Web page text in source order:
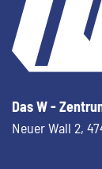
Das W -
Neuer Wall 2,